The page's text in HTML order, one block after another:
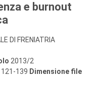
e burnout
DI FRENIATRIA
2013/2
121-139 Dimensione file